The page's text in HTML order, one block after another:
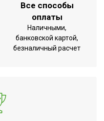
70
Встроенный
Все способы
оплаты
Наличными,
банковской картой,
безналичный расчет